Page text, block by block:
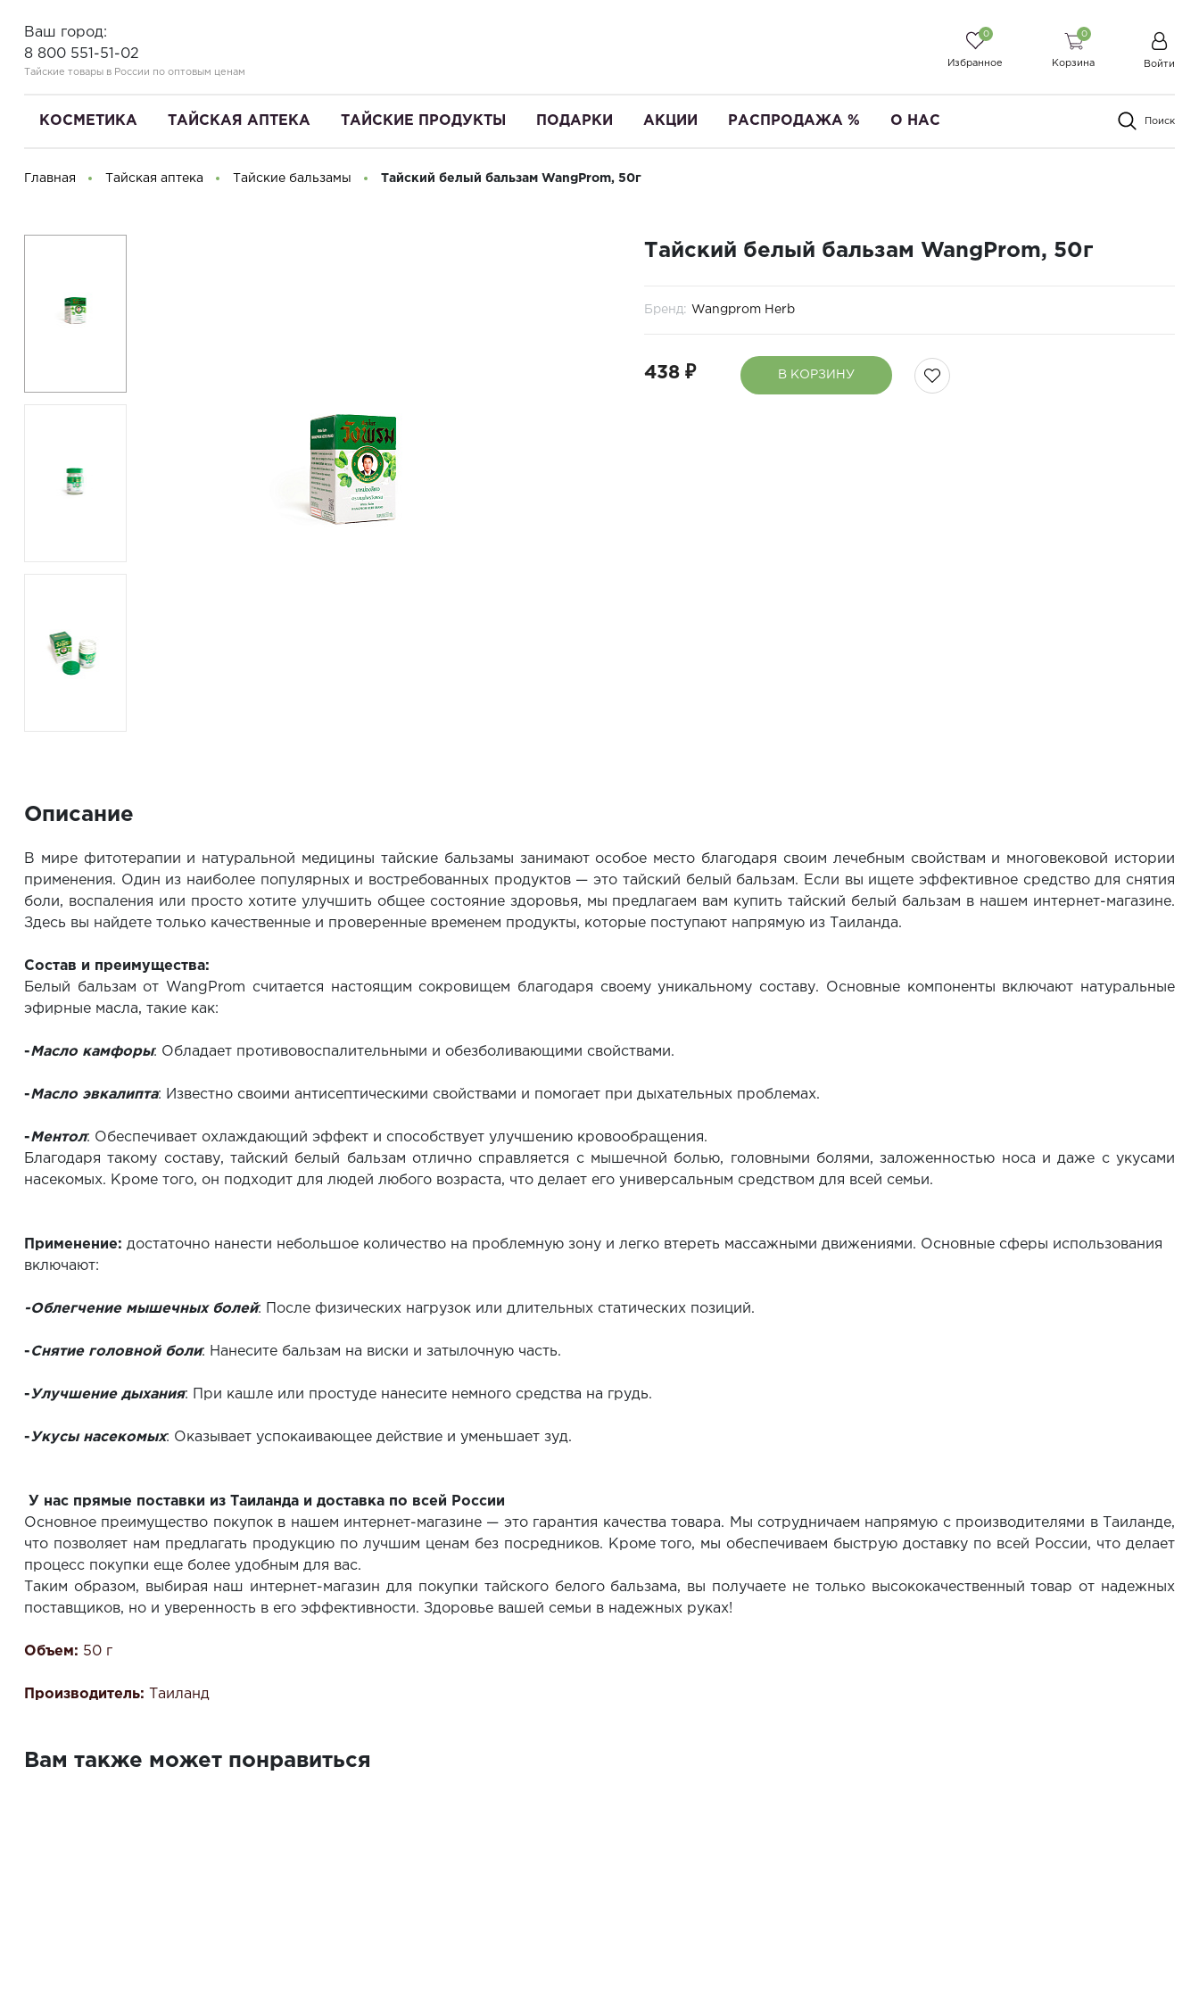
Ваш город:
8 800 551-51-02
Тайские товары в России по оптовым ценам
0
Избранное
0
Корзина Войти
КОСМЕТИКА ТАЙСКАЯ АПТЕКА ТАЙСКИЕ ПРОДУКТЫ ПОДАРКИ АКЦИИ РАСПРОДАЖА % О НАС Поиск
Главная Тайская аптека Тайские бальзамы Тайский белый бальзам WangProm, 50г
Тайский белый бальзам WangProm, 50г
Бренд: Wangprom Herb
438 ₽ В КОРЗИНУ
Описание
В мире фитотерапии и натуральной медицины тайские бальзамы занимают особое место благодаря своим лечебным свойствам и многовековой истории
применения. Один из наиболее популярных и востребованных продуктов — это тайский белый бальзам. Если вы ищете эффективное средство для снятия
боли, воспаления или просто хотите улучшить общее состояние здоровья, мы предлагаем вам купить тайский белый бальзам в нашем интернет-магазине.
Здесь вы найдете только качественные и проверенные временем продукты, которые поступают напрямую из Таиланда.
Состав и преимущества:
Белый бальзам от WangProm считается настоящим сокровищем благодаря своему уникальному составу. Основные компоненты включают натуральные
эфирные масла, такие как:
-Масло камфоры: Обладает противовоспалительными и обезболивающими свойствами.
-Масло эвкалипта: Известно своими антисептическими свойствами и помогает при дыхательных проблемах.
-Ментол: Обеспечивает охлаждающий эффект и способствует улучшению кровообращения.
Благодаря такому составу, тайский белый бальзам отлично справляется с мышечной болью, головными болями, заложенностью носа и даже с укусами
насекомых. Кроме того, он подходит для людей любого возраста, что делает его универсальным средством для всей семьи.
Применение: достаточно нанести небольшое количество на проблемную зону и легко втереть массажными движениями. Основные сферы использования
включают:
-Облегчение мышечных болей: После физических нагрузок или длительных статических позиций.
- Снятие головной боли: Нанесите бальзам на виски и затылочную часть.
-Улучшение дыхания: При кашле или простуде нанесите немного средства на грудь.
-Укусы насекомых: Оказывает успокаивающее действие и уменьшает зуд.
У нас прямые поставки из Таиланда и доставка по всей России
Основное преимущество покупок в нашем интернет-магазине — это гарантия качества товара. Мы сотрудничаем напрямую с производителями в Таиланде,
что позволяет нам предлагать продукцию по лучшим ценам без посредников. Кроме того, мы обеспечиваем быструю доставку по всей России, что делает
процесс покупки еще более удобным для вас.
Таким образом, выбирая наш интернет-магазин для покупки тайского белого бальзама, вы получаете не только высококачественный товар от надежных
поставщиков, но и уверенность в его эффективности. Здоровье вашей семьи в надежных руках!
Объем: 50 г
Производитель: Таиланд
Вам также может понравиться